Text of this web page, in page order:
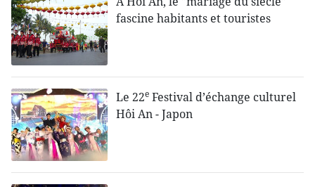
fascine habitants et touristes
Le 22e Festival d’échange culturel
Hôi An - Japon